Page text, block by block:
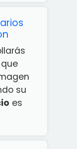
que
su
es